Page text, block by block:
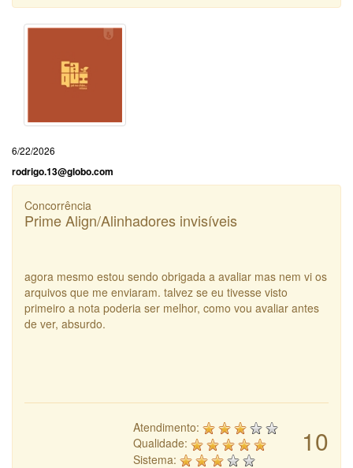
6/22/2026
rodrigo.13@globo.com
Concorrência
Prime Align/Alinhadores invisíveis
agora mesmo estou sendo obrigada a avaliar mas nem vi os
arquivos que me enviaram. talvez se eu tivesse visto
primeiro a nota poderia ser melhor, como vou avaliar antes
de ver, absurdo.
10
Atendimento:
Qualidade:
Sistema: